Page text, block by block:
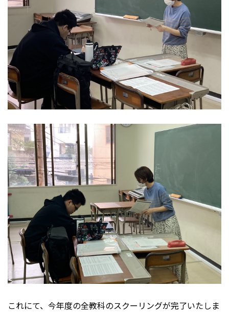
これにて、今年度の全教科のスクーリングが完了いたしま